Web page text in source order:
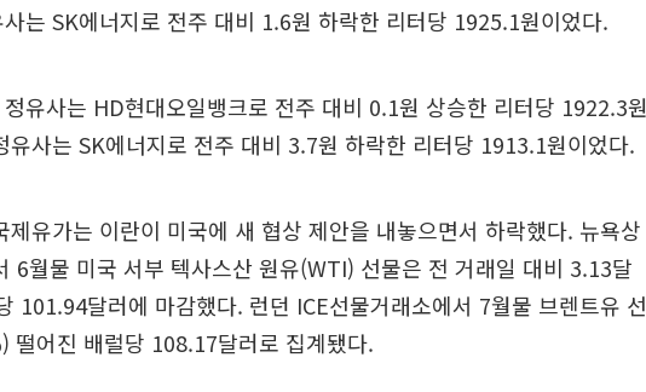
는 SK에너지로 전주 대비 1.6원 하락한 리터당 1925.1원이었다.
유사는 HD현대오일뱅크로 전주 대비 0.1원 상승한 리터당 1922.3원
유사는 SK에너지로 전주 대비 3.7원 하락한 리터당 1913.1원이었다.
제유가는 이란이 미국에 새 협상 제안을 내놓으면서 하락했다. 뉴욕상
6월물 미국 서부 텍사스산 원유(WTI) 선물은 전 거래일 대비 3.13달
101.94달러에 마감했다. 런던 ICE선물거래소에서 7월물 브렌트유 선
떨어진 배럴당 108.17달러로 집계됐다.